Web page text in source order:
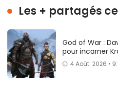
Les + partagés
God of War :
pour incarner
4 Août. 2026 •